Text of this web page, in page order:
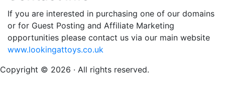
If you are interested in purchasing one of our domains
or for Guest Posting and Affiliate Marketing
opportunities please contact us via our main website
www.lookingattoys.co.uk
Copyright © 2026 · All rights reserved.